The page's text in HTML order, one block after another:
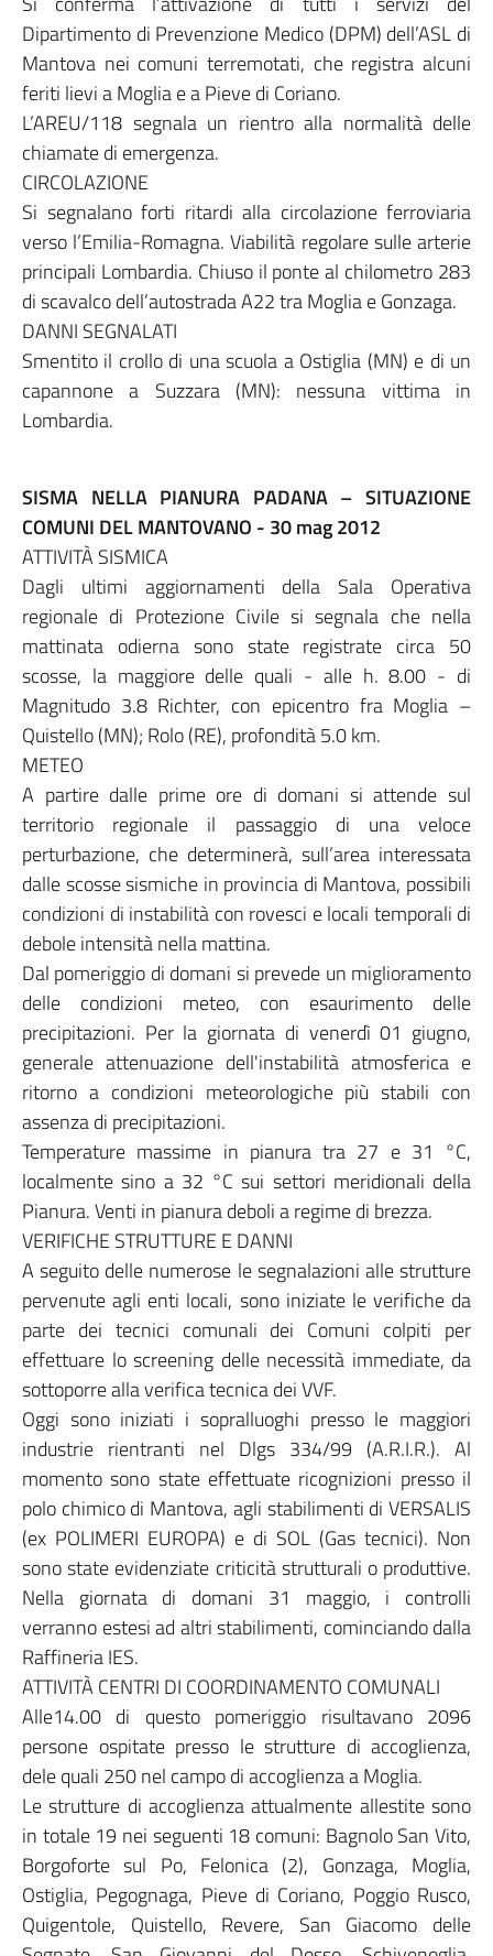
Dipartimento di Prevenzione Medico (DPM) dell’ASL di
Mantova nei comuni terremotati, che registra alcuni
feriti lievi a Moglia e a Pieve di Coriano.
L’AREU/118 segnala un rientro alla normalità delle
chiamate di emergenza.
CIRCOLAZIONE
Si segnalano forti ritardi alla circolazione ferroviaria
verso l’Emilia-Romagna. Viabilità regolare sulle arterie
principali Lombardia. Chiuso il ponte al chilometro 283
di scavalco dell’autostrada A22 tra Moglia e Gonzaga.
DANNI SEGNALATI
Smentito il crollo di una scuola a Ostiglia (MN) e di un
capannone a Suzzara (MN): nessuna vittima in
Lombardia.
SISMA NELLA PIANURA PADANA – SITUAZIONE
COMUNI DEL MANTOVANO - 30 mag 2012
ATTIVITÀ SISMICA
Dagli ultimi aggiornamenti della Sala Operativa
regionale di Protezione Civile si segnala che nella
mattinata odierna sono state registrate circa 50
scosse, la maggiore delle quali - alle h. 8.00 - di
Magnitudo 3.8 Richter, con epicentro fra Moglia –
Quistello (MN); Rolo (RE), profondità 5.0 km.
METEO
A partire dalle prime ore di domani si attende sul
territorio regionale il passaggio di una veloce
perturbazione, che determinerà, sull’area interessata
dalle scosse sismiche in provincia di Mantova, possibili
condizioni di instabilità con rovesci e locali temporali di
debole intensità nella mattina.
Dal pomeriggio di domani si prevede un miglioramento
delle condizioni meteo, con esaurimento delle
precipitazioni. Per la giornata di venerdì 01 giugno,
generale attenuazione dell'instabilità atmosferica e
ritorno a condizioni meteorologiche più stabili con
assenza di precipitazioni.
Temperature massime in pianura tra 27 e 31 °C,
localmente sino a 32 °C sui settori meridionali della
Pianura. Venti in pianura deboli a regime di brezza.
VERIFICHE STRUTTURE E DANNI
A seguito delle numerose le segnalazioni alle strutture
pervenute agli enti locali, sono iniziate le verifiche da
parte dei tecnici comunali dei Comuni colpiti per
effettuare lo screening delle necessità immediate, da
sottoporre alla verifica tecnica dei VVF.
Oggi sono iniziati i sopralluoghi presso le maggiori
industrie rientranti nel Dlgs 334/99 (A.R.I.R.). Al
momento sono state effettuate ricognizioni presso il
polo chimico di Mantova, agli stabilimenti di VERSALIS
(ex POLIMERI EUROPA) e di SOL (Gas tecnici). Non
sono state evidenziate criticità strutturali o produttive.
Nella giornata di domani 31 maggio, i controlli
verranno estesi ad altri stabilimenti, cominciando dalla
Raffineria IES.
ATTIVITÀ CENTRI DI COORDINAMENTO COMUNALI
Alle14.00 di questo pomeriggio risultavano 2096
persone ospitate presso le strutture di accoglienza,
dele quali 250 nel campo di accoglienza a Moglia.
Le strutture di accoglienza attualmente allestite sono
in totale 19 nei seguenti 18 comuni: Bagnolo San Vito,
Borgoforte sul Po, Felonica (2), Gonzaga, Moglia,
Ostiglia, Pegognaga, Pieve di Coriano, Poggio Rusco,
Quigentole, Quistello, Revere, San Giacomo delle